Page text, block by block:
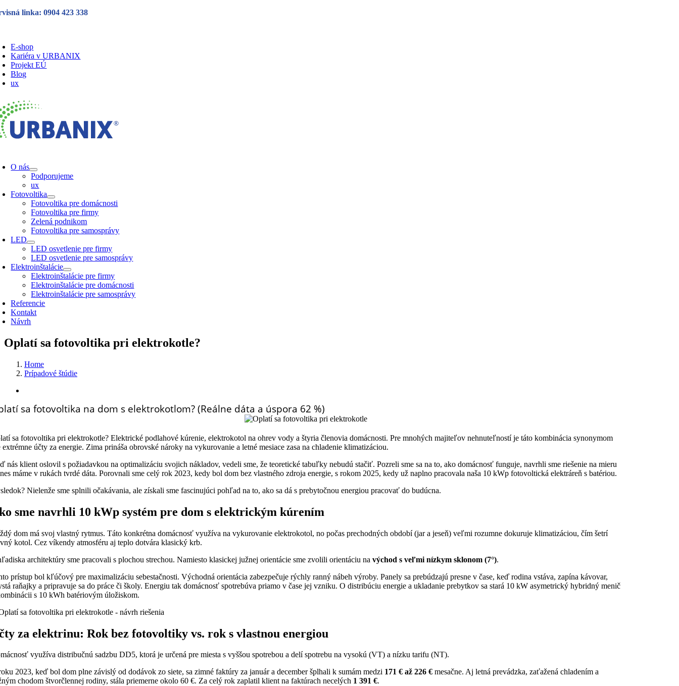
Skip linka: 0904 423 338
E-shop
Kariéra v URBANIX
Projekt EÚ
Blog
ux
O nás
Podporujeme
ux
Fotovoltika
Fotovoltika pre domácnosti
Fotovoltika pre firmy
Zelená podnikom
Fotovoltika pre samosprávy
LED
LED osvetlenie pre firmy
LED osvetlenie pre samosprávy
Elektroinštalácie
Elektroinštalácie pre firmy
Elektroinštalácie pre domácnosti
Elektroinštalácie pre samosprávy
Referencie
Kontakt
Návrh
Oplatí sa fotovoltika pri elektrokotle?
Home
Prípadové štúdie
obrázok
sa fotovoltika na dom s elektrokotlom? (Reálne dáta a úspora 62 %)
sa fotovoltika pri elektrokotle? Elektrické podlahové kúrenie, elektrokotol na ohrev vody a štyria členovia domácnosti. Pre mnohých majiteľov nehnuteľností je táto kombinácia synonymom
extrémne účty za energie. Zima prináša obrovské nároky na vykurovanie a letné mesiace zasa na chladenie klimatizáciou.
nás klient oslovil s požiadavkou na optimalizáciu svojich nákladov, vedeli sme, že teoretické tabuľky nebudú stačiť. Pozreli sme sa na to, ako domácnosť funguje, navrhli sme riešenie na mieru
máme v rukách tvrdé dáta. Porovnali sme celý rok 2023, kedy bol dom bez vlastného zdroja energie, s rokom 2025, kedy už naplno pracovala naša 10 kWp fotovoltická elektráreň s batériou.
Nielenže sme splnili očakávania, ale získali sme fascinujúci pohľad na to, ako sa dá s prebytočnou energiou pracovať do budúcna.
sme navrhli 10 kWp systém pre dom s elektrickým kúrením
dom má svoj vlastný rytmus. Táto konkrétna domácnosť využíva na vykurovanie elektrokotol, no počas prechodných období (jar a jeseň) veľmi rozumne dokuruje klimatizáciou, čím šetrí
kotol. Cez víkendy atmosféru aj teplo dotvára klasický krb.
architektúry sme pracovali s plochou strechou. Namiesto klasickej južnej orientácie sme zvolili orientáciu navýchod s veľmi nízkym sklonom (7°).
prístup bol kľúčový pre maximalizáciu sebestačnosti. Východná orientácia zabezpečuje rýchly ranný nábeh výroby. Panely sa prebúdzajú presne v čase, keď rodina vstáva, zapína kávovar,
raňajky a pripravuje sa do práce či školy. Energiu tak domácnosť spotrebúva priamo v čase jej vzniku. O distribúciu energie a ukladanie prebytkov sa stará 10 kW asymetrický hybridný menič
s 10 kWh batériovým úložiskom.
za elektrinu: Rok bez fotovoltiky vs. rok s vlastnou energiou
využíva distribučnú sadzbu DD5, ktorá je určená pre miesta s vyššou spotrebou a delí spotrebu na vysokú (VT) a nízku tarifu (NT).
2023, keď bol dom plne závislý od dodávok zo siete, sa zimné faktúry za január a december šplhali k sumám medzi 171 € až 226 € mesačne. Aj letná prevádzka, zaťažená chladením a
chodom štvorčlennej rodiny, stála priemerne okolo 60 €. Za celý rok zaplatil klient na faktúrach necelých 1 391 €.